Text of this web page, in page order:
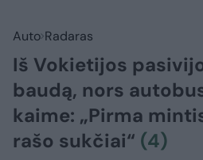
Auto Radaras
Iš Vokietijos
baudą, nors
kaime: „Pirma
rašo sukčiai“ (4)